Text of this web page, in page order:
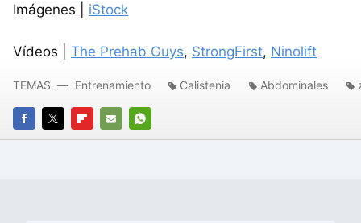
Imágenes | iStock
Vídeos | The Prehab Guys, StrongFirst, Ninolift
FACEBOOK
TWITTERFLIPBOARD
E-
WHATSAPP
TEMAS Entrenamiento Calistenia Abdominales